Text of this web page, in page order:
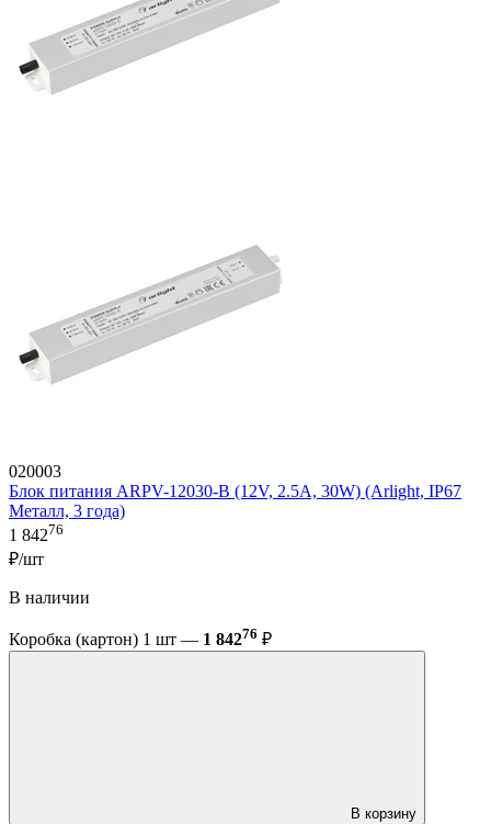
020003
Блок питания ARPV-12030-B (12V, 2.5A, 30W) (Arlight, IP67
Металл, 3 года)
1 84276
₽/шт
В наличии
Коробка (картон) 1 шт — 1 84276 ₽
В корзину